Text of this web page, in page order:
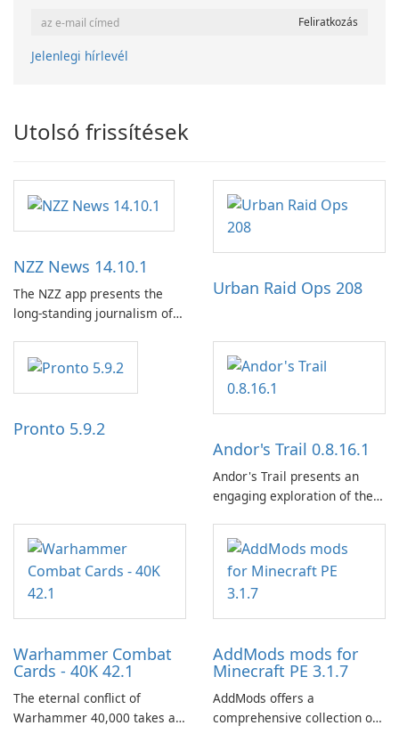
Jelenlegi hírlevél
Utolsó frissítések
NZZ News 14.10.1
The NZZ app presents the
long-standing journalism of
and a liberal outlook that
embraces diverse opinion.
Urban Raid Ops 208
Pronto 5.9.2
Andor's Trail 0.8.16.1
Andor's Trail presents an
engaging exploration of the
centered around the pursuit
of your brother, Andor,
through a quest-driven
narrative inspired by classic
Warhammer Combat
Cards - 40K 42.1
The eternal conflict of
Warhammer 40,000 takes a
AddMods mods for
Minecraft PE 3.1.7
AddMods offers a
comprehensive collection of